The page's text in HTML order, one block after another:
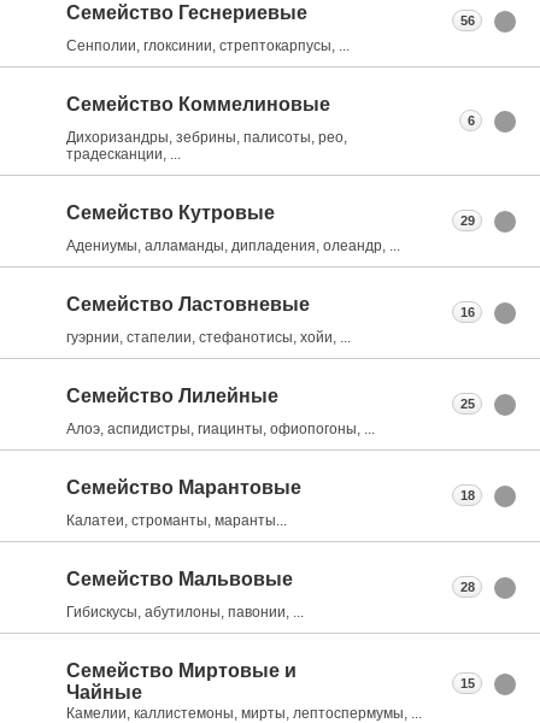
Семейство Геснериевые
Сенполии, глоксинии, стрептокарпусы, ...
56
Семейство Коммелиновые
Дихоризандры, зебрины, палисоты, рео,
традесканции, ...
6
Семейство Кутровые
Адениумы, алламанды, дипладения, олеандр, ...
29
Семейство Ластовневые
гуэрнии, стапелии, стефанотисы, хойи, ...
16
Семейство Лилейные
Алоэ, аспидистры, гиацинты, офиопогоны, ...
25
Семейство Марантовые
Калатеи, строманты, маранты...
18
Семейство Мальвовые
Гибискусы, абутилоны, павонии, ...
28
Семейство Миртовые и
Чайные
Камелии, каллистемоны, мирты, лептоспермумы, ...
15